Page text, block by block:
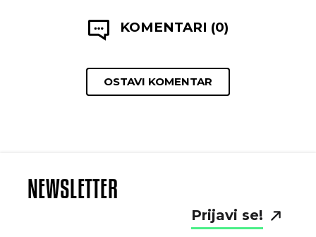
KOMENTARI (0)
OSTAVI KOMENTAR
NEWSLETTER
Prijavi se!